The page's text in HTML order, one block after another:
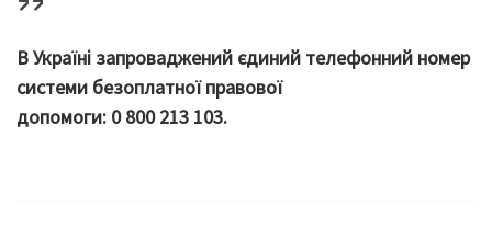
В Україні запроваджений єдиний телефонний номер
системи безоплатної правової
допомоги: 0 800 213 103.